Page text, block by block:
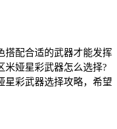
配合适的武器才能发挥
米娅星彩武器怎么选择?
星彩武器选择攻略，希望